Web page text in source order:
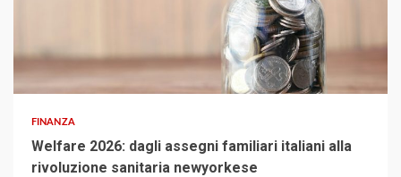
FINANZA
Welfare 2026: dagli assegni familiari italiani alla
rivoluzione sanitaria newyorkese